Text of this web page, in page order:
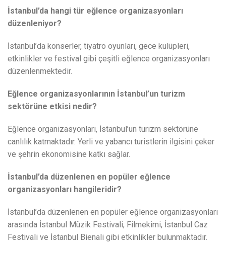
İstanbul’da hangi tür eğlence organizasyonları
düzenleniyor?
İstanbul’da konserler, tiyatro oyunları, gece kulüpleri,
etkinlikler ve festival gibi çeşitli eğlence organizasyonları
düzenlenmektedir.
Eğlence organizasyonlarının İstanbul’un turizm
sektörüne etkisi nedir?
Eğlence organizasyonları, İstanbul’un turizm sektörüne
canlılık katmaktadır. Yerli ve yabancı turistlerin ilgisini çeker
ve şehrin ekonomisine katkı sağlar.
İstanbul’da düzenlenen en popüler eğlence
organizasyonları hangileridir?
İstanbul’da düzenlenen en popüler eğlence organizasyonları
arasında İstanbul Müzik Festivali, Filmekimi, İstanbul Caz
Festivali ve İstanbul Bienali gibi etkinlikler bulunmaktadır.